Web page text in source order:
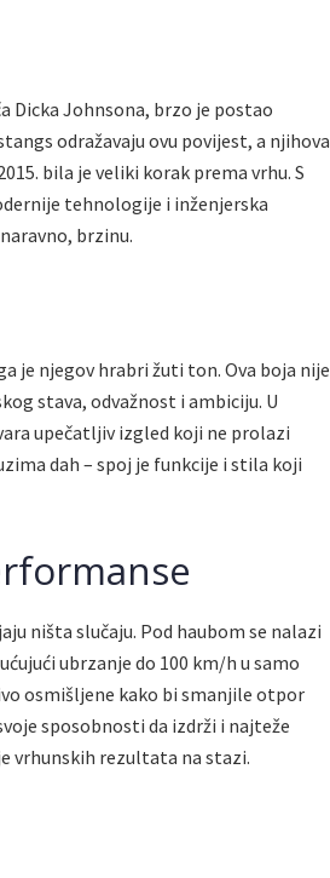
Dicka Johnsona, brzo je postao
odražavaju ovu povijest, a njihova
bila je veliki korak prema vrhu. S
tehnologije i inženjerska
brzinu.
je njegov hrabri žuti ton. Ova boja nije
stava, odvažnost i ambiciju. U
upečatljiv izgled koji ne prolazi
dah – spoj je funkcije i stila koji
ništa slučaju. Pod haubom se nalazi
ubrzanje do 100 km/h u samo
osmišljene kako bi smanjile otpor
sposobnosti da izdrži i najteže
vrhunskih rezultata na stazi.